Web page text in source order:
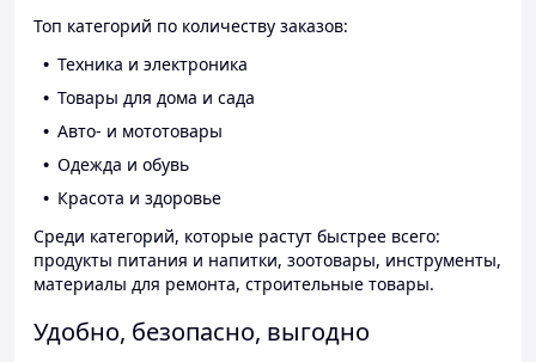
Топ категорий по количеству заказов:
Техника и электроника
Товары для дома и сада
Авто- и мототовары
Одежда и обувь
Красота и здоровье
Среди категорий, которые растут быстрее всего:
продукты питания и напитки, зоотовары, инструменты,
материалы для ремонта, строительные товары.
Удобно, безопасно, выгодно